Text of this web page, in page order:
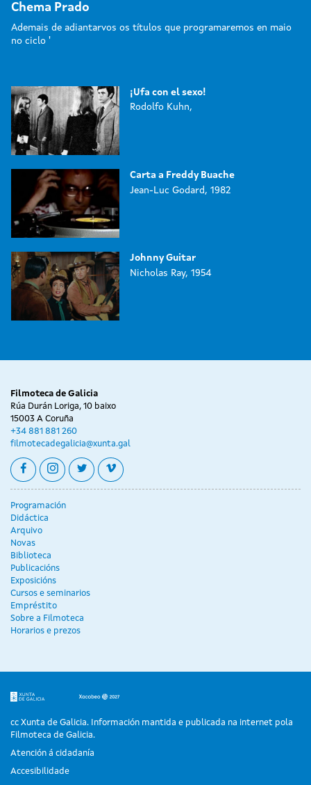
Chema Prado
Ademais de adiantarvos os títulos que programaremos en maio
no ciclo '
¡Ufa con el sexo!
Rodolfo Kuhn,
Carta a Freddy Buache
Jean-Luc Godard, 1982
Johnny Guitar
Nicholas Ray, 1954
Filmoteca de Galicia
Rúa Durán Loriga, 10 baixo
15003 A Coruña
+34 881 881 260
filmotecadegalicia@xunta.gal
facebookinstagram
twittervimeo
Programación
Didáctica
Arquivo
Novas
Biblioteca
Publicacións
Exposicións
Cursos e seminarios
Empréstito
Sobre a Filmoteca
Horarios e prezos
cc Xunta de Galicia. Información mantida e publicada na internet pola
Filmoteca de Galicia.
Atención á cidadanía
Accesibilidade